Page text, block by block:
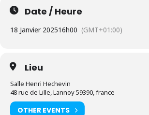
Date / Heure
18 Janvier 202516h00 (GMT+01:00)
Lieu
Salle Henri Hechevin
48 rue de Lille, Lannoy 59390, france
OTHER EVENTS